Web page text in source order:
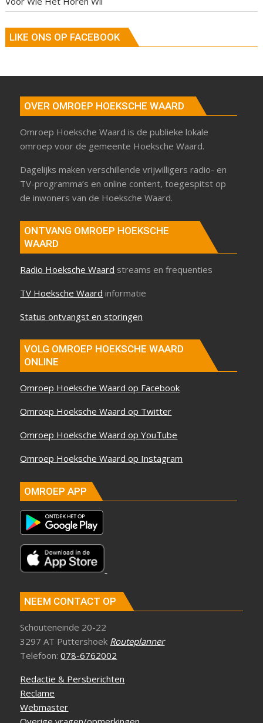
LIKE ONS OP FACEBOOK
OVER OMROEP HOEKSCHE WAARD
Omroep Hoeksche Waard is de publieke lokale
omroep voor de gemeente Hoeksche Waard.
Dagelijks maken verschillende vrijwilligers radio- en
TV-programma’s en online content, toegespitst op
de inwoners van de Hoeksche Waard.
ONTVANG OMROEP HOEKSCHE
WAARD
Radio Hoeksche Waard streams en frequenties
TV Hoeksche Waard informatie
Status ontvangst en storingen
VOLG OMROEP HOEKSCHE WAARD
ONLINE
Omroep Hoeksche Waard op Facebook
Omroep Hoeksche Waard op Twitter
Omroep Hoeksche Waard op YouTube
Omroep Hoeksche Waard op Instagram
OMROEP APP
NEEM CONTACT OP
Schouteneinde 20-22
3297 AT Puttershoek Routeplanner
Telefoon:078-6762002
Redactie & Persberichten
Reclame
Webmaster